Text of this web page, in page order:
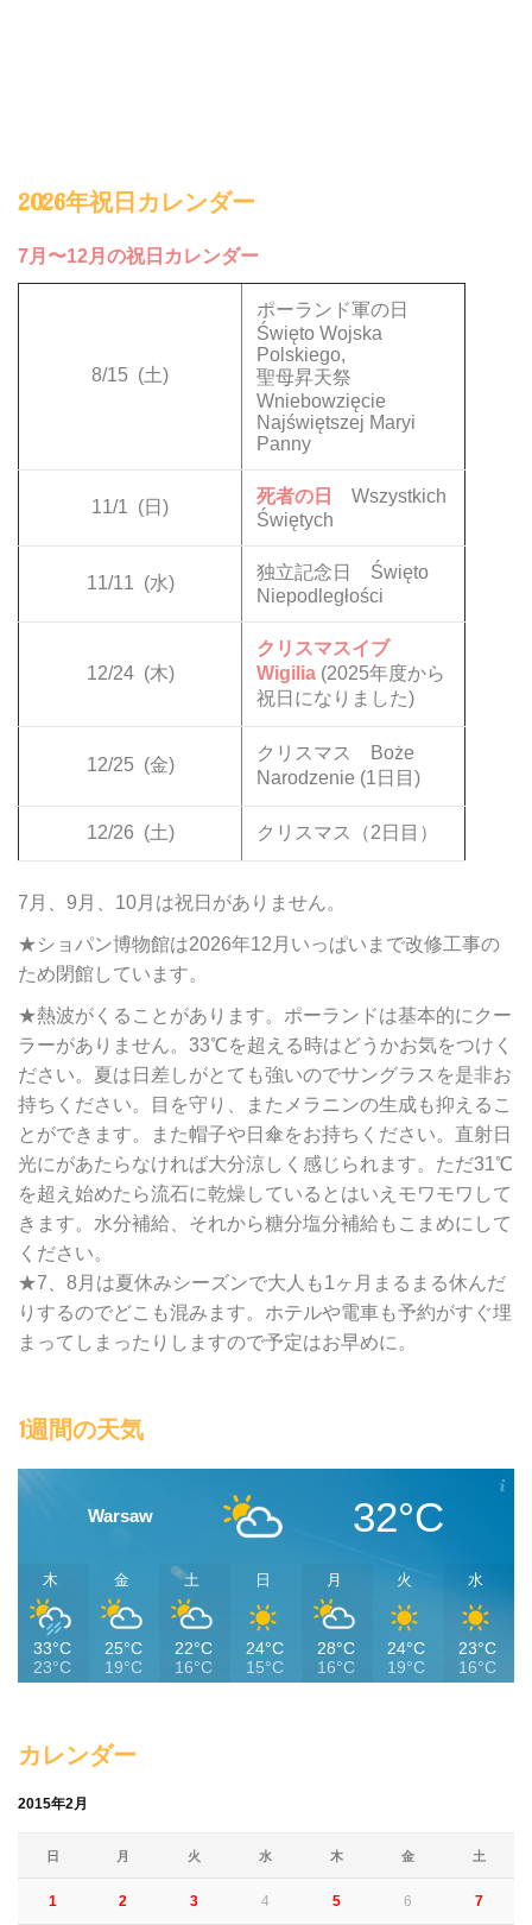
2026年祝日カレンダー
7月〜12月の祝日カレンダー
8/15 (土)
ポーランド軍の日
Święto Wojska
Polskiego,
聖母昇天祭
Wniebowzięcie
Najświętszej Maryi
Panny
11/1 (日)
死者の日
Wszystkich
Świętych
11/11 (水)
独立記念日 Święto
Niepodległości
12/24 (木)
クリスマスイブ
Wigilia (2025年度から
祝日になりました)
12/25 (金)
クリスマス Boże
Narodzenie (1日目)
12/26 (土) クリスマス（2日目）
7月、9月、10月は祝日がありません。
★ショパン博物館は2026年12月いっぱいまで改修工事の
ため閉館しています。
★熱波がくることがあります。ポーランドは基本的にクー
ラーがありません。33℃を超える時はどうかお気をつけく
ださい。夏は日差しがとても強いのでサングラスを是非お
持ちください。目を守り、またメラニンの生成も抑えるこ
とができます。また帽子や日傘をお持ちください。直射日
光にがあたらなければ大分涼しく感じられます。ただ31℃
を超え始めたら流石に乾燥しているとはいえモワモワして
きます。水分補給、それから糖分塩分補給もこまめにして
ください。
★7、8月は夏休みシーズンで大人も1ヶ月まるまる休んだ
りするのでどこも混みます。ホテルや電車も予約がすぐ埋
まってしまったりしますので予定はお早めに。
1週間の天気
Warsaw 32°C
木
33°C
23°C
金
25°C
19°C
土
22°C
16°C
日
24°C
15°C
月
28°C
16°C
火
24°C
19°C
水
23°C
16°C
カレンダー
2015年2月
日 月 火 水 木 金 土
1 2 3 4 5 6 7